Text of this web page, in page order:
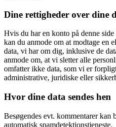
Dine rettigheder over dine
Hvis du har en konto på denne
kan du anmode om at modtage en
data, vi har om dig, inklusive de
anmode om, at vi sletter alle
omfatter ikke data, som vi er
administrative, juridiske eller
Hvor dine data sendes hen
Besøgendes evt. kommentarer kan
automatisk spamdetektionstjeneste.